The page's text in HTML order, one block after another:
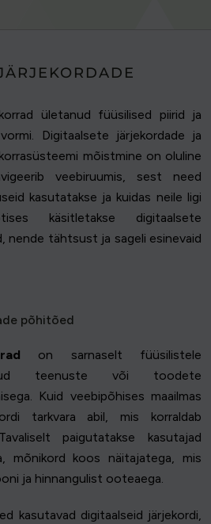
ületanud füüsilised piirid ja
Digitaalsete järjekordade ja
mõistmine on oluline
veebiruumis, sest need
kasutatakse ja kuidas neile ligi
käsitletakse digitaalsete
nende tähtsust ja sageli esinevaid
põhitõed
on sarnaselt füüsilistele
teenuste või toodete
Kuid veebipõhises maailmas
tarkvara abil, mis korraldab
paigutatakse kasutajad
mõnikord koos näitajatega, mis
ja hinnangulist ooteaega.
kasutavad digitaalseid järjekordi,